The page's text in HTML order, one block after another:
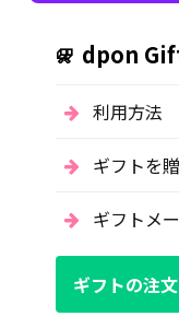
dpon
利用方法
ギフトを
ギフトメ
ギフトの注文